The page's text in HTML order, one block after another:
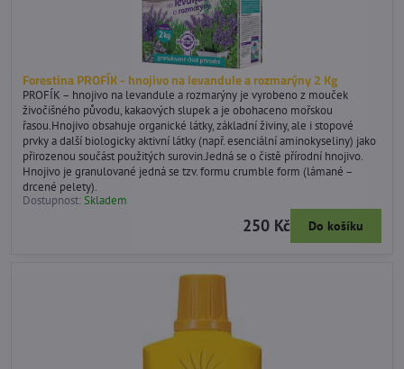
Forestina PROFÍK - hnojivo na levandule a rozmarýny 2 Kg
PROFÍK – hnojivo na levandule a rozmarýny je vyrobeno z mouček
živočišného původu, kakaových slupek a je obohaceno mořskou
řasou.Hnojivo obsahuje organické látky, základní živiny, ale i stopové
prvky a další biologicky aktivní látky (např. esenciální aminokyseliny) jako
přirozenou součást použitých surovin.Jedná se o čistě přírodní hnojivo.
Hnojivo je granulované jedná se tzv. formu crumble form (lámané –
drcené pelety).
Dostupnost:Skladem
250 Kč Do košíku